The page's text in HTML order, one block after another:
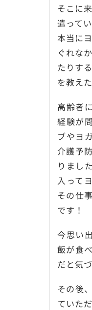
そこに
遣って
本当に
ぐれな
たりす
を教え
高齢者
経験が
ブやヨ
介護予
りまし
入って
その仕
です！
今思い
飯が食
だと気
その後
ていた